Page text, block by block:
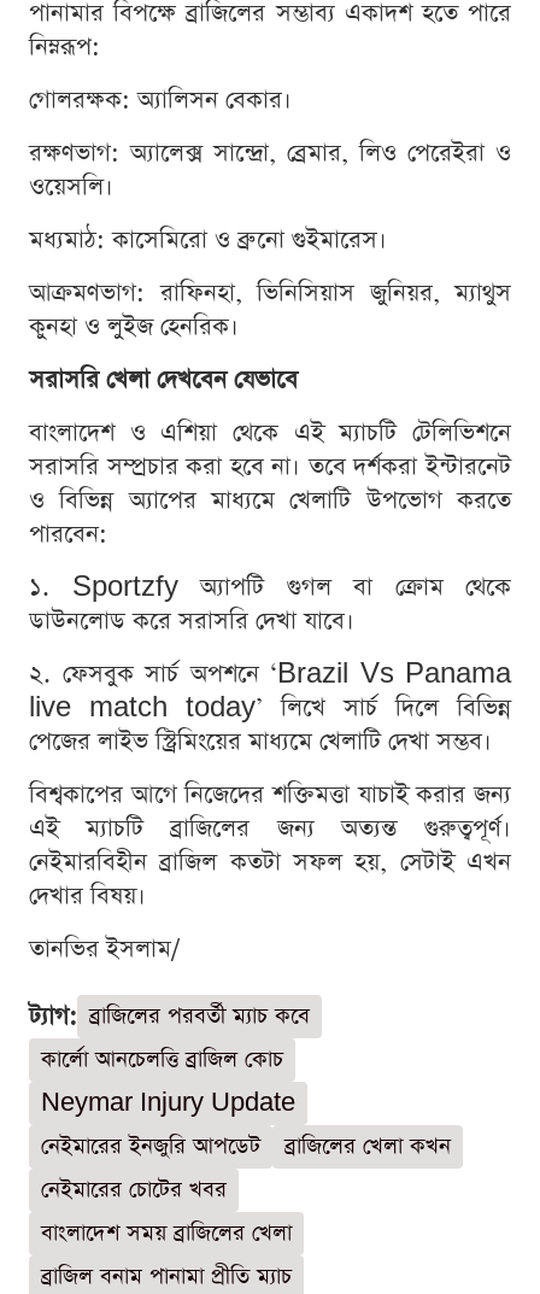
পানামার বিপক্ষে ব্রাজিলের সম্ভাব্য একাদশ হতে পারে
নিম্নরূপ:
গোলরক্ষক: অ্যালিসন বেকার।
রক্ষণভাগ: অ্যালেক্স সান্দ্রো, ব্রেমার, লিও পেরেইরা ও
ওয়েসলি।
মধ্যমাঠ: কাসেমিরো ও ব্রুনো গুইমারেস।
আক্রমণভাগ: রাফিনহা, ভিনিসিয়াস জুনিয়র, ম্যাথুস
কুনহা ও লুইজ হেনরিক।
সরাসরি খেলা দেখবেন যেভাবে
বাংলাদেশ ও এশিয়া থেকে এই ম্যাচটি টেলিভিশনে
সরাসরি সম্প্রচার করা হবে না। তবে দর্শকরা ইন্টারনেট
ও বিভিন্ন অ্যাপের মাধ্যমে খেলাটি উপভোগ করতে
পারবেন:
১. Sportzfy অ্যাপটি গুগল বা ক্রোম থেকে
ডাউনলোড করে সরাসরি দেখা যাবে।
২. ফেসবুক সার্চ অপশনে ‘Brazil Vs Panama
live match today’ লিখে সার্চ দিলে বিভিন্ন
পেজের লাইভ স্ট্রিমিংয়ের মাধ্যমে খেলাটি দেখা সম্ভব।
বিশ্বকাপের আগে নিজেদের শক্তিমত্তা যাচাই করার জন্য
এই ম্যাচটি ব্রাজিলের জন্য অত্যন্ত গুরুত্বপূর্ণ।
নেইমারবিহীন ব্রাজিল কতটা সফল হয়, সেটাই এখন
দেখার বিষয়।
তানভির ইসলাম/
ট্যাগ: ব্রাজিলের পরবর্তী ম্যাচ কবে
কার্লো আনচেলত্তি ব্রাজিল কোচ
Neymar Injury Update
নেইমারের ইনজুরি আপডেট
ব্রাজিলের খেলা কখন
নেইমারের চোটের খবর
বাংলাদেশ সময় ব্রাজিলের খেলা
ব্রাজিল বনাম পানামা প্রীতি ম্যাচ